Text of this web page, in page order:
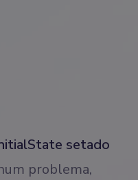
setado
problema,